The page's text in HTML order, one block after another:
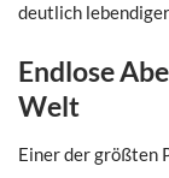
deutlich
Endlose
Welt
Einer der größten